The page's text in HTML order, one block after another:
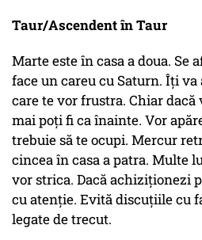
Taur/Ascendent în Taur
Marte este în casa a doua. Se
face un careu cu Saturn. Îți
care te vor frustra. Chiar dacă
mai poți fi ca înainte. Vor
trebuie să te ocupi. Mercur
cincea în casa a patra. Multe
vor strica. Dacă achiziționezi
cu atenție. Evită discuțiile cu
legate de trecut.